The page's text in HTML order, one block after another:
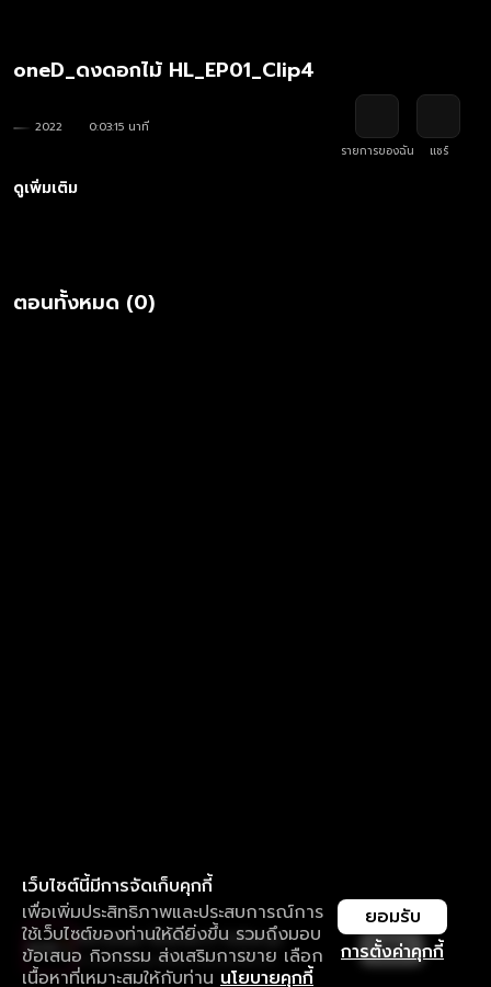
oneD_ดงดอกไม้ HL_EP01_Clip4
2022
0:03:15 นาที
รายการของฉัน
แชร์
ดูเพิ่มเติม
ตอนทั้งหมด (0)
เว็บไซต์นี้มีการจัดเก็บคุกกี้
เพื่อเพิ่มประสิทธิภาพและประสบการณ์การ
ใช้เว็บไซต์ของท่านให้ดียิ่งขึ้น รวมถึงมอบ
ข้อเสนอ กิจกรรม ส่งเสริมการขาย เลือก
เนื้อหาที่เหมาะสมให้กับท่าน นโยบายคุกกี้
การตั้งค่าคุกกี้
ยอมรับ
ใช้งานแอป ลื่นไหลกว่า ไม่มีสะดุด
ดาวน์โหลดแอปเพื่อการรับชมที่ดีกว่า เปิด